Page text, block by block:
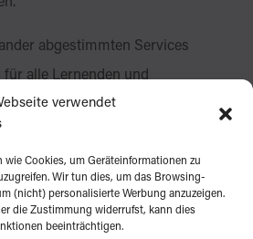
verwendet
wie Cookies, um Geräteinformationen zu
Wir tun dies, um das Browsing-
(nicht) personalisierte Werbung anzuzeigen.
die Zustimmung widerrufst, kann dies
beeinträchtigen.
abgestimmten Services
alle Lernenden und
Stufe heben. Tauchen
Technologie das Lernen